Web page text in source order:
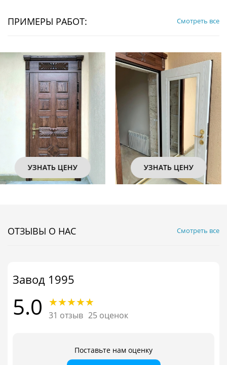
ПРИМЕРЫ РАБОТ: Смотреть все
УЗНАТЬ ЦЕНУ УЗНАТЬ ЦЕНУ
ОТЗЫВЫ О НАС Смотреть все
Завод 1995
5.0 31 отзыв 25 оценок
Поставьте нам оценку